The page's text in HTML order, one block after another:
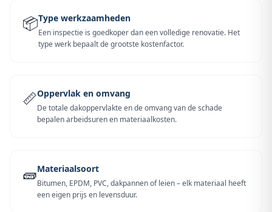
📦Type werkzaamheden
Een inspectie is goedkoper dan een volledige renovatie. Het
type werk bepaalt de grootste kostenfactor.
📏Oppervlak en omvang
De totale dakoppervlakte en de omvang van de schade
bepalen arbeidsuren en materiaalkosten.
🧱Materiaalsoort
Bitumen, EPDM, PVC, dakpannen of leien – elk materiaal heeft
een eigen prijs en levensduur.